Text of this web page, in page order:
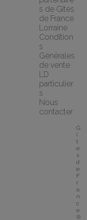
s de Gîtes
de France
Lorraine
Condition
s
Générales
de vente
LD
particulier
s
Nous
contacter
G
î
t
e
s
d
e
F
r
a
n
c
e
®